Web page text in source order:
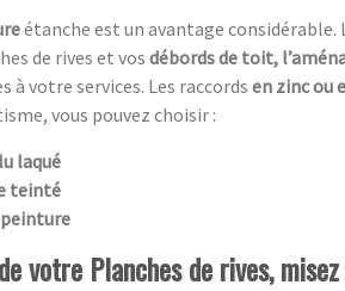
étanche est un avantage considérable.
de rives et vos débords de toit,
à votre services. Les raccords en zinc ou
vous pouvez choisir :
laqué
teinté
votre Planches de rives,